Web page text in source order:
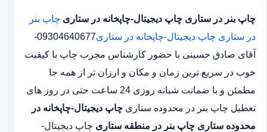
چاپ بنر در ستاری چاپ دیجیتال-چاپخانه در ستاری چاپ بنر
در ستاری چاپ دیجیتال-چاپخانه در ستاری
09304640677-
آقای صادق حسینی با حضور کارشناس مجرب چاپ با کیفیت
خوب در سریع ترین زمان و مکان و ارزان تر از همه جا
مطمئن و با ضمانت شبانه روزی 24 ساعت حتی در روز های
تعطیل چاپ بنر در محدوده ستاری چاپ دیجیتال-چاپخانه در
محدوده ستاری چاپ بنر در منطقه ستاری چاپ دیجیتال-